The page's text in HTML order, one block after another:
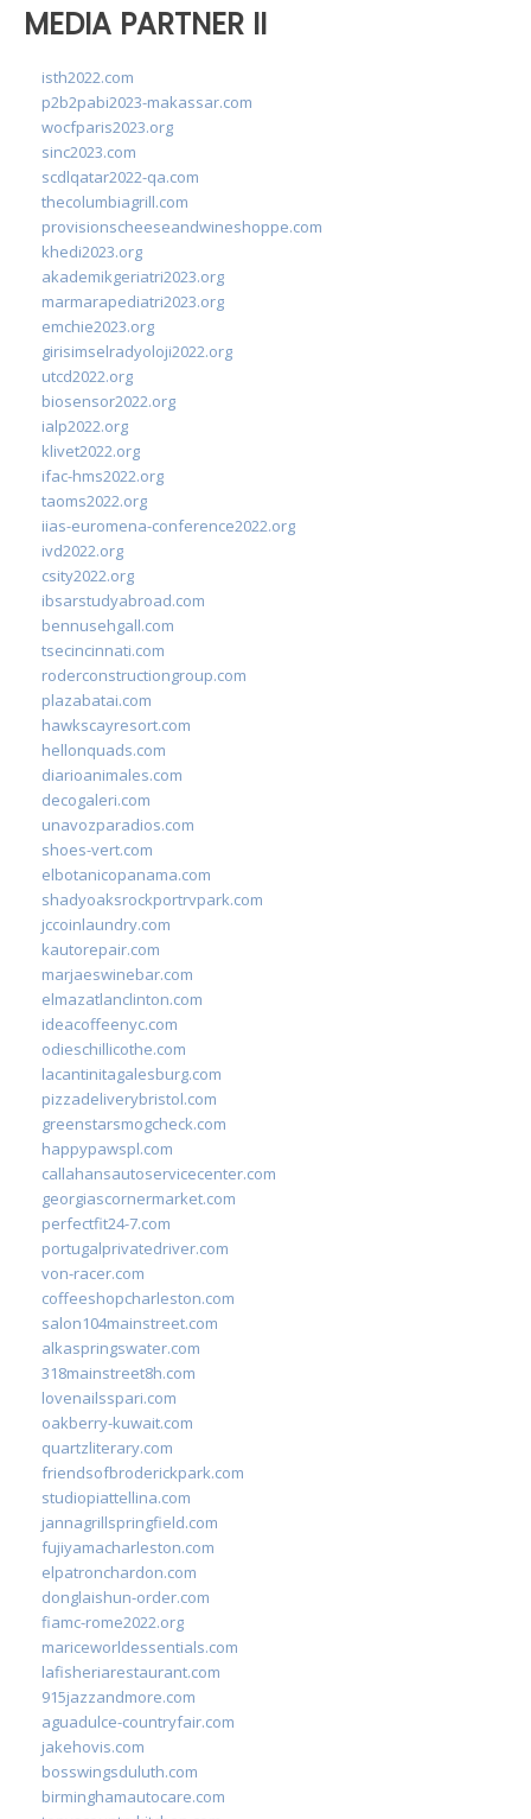
MEDIA PARTNER II
isth2022.com
p2b2pabi2023-makassar.com
wocfparis2023.org
sinc2023.com
scdlqatar2022-qa.com
thecolumbiagrill.com
provisionscheeseandwineshoppe.com
khedi2023.org
akademikgeriatri2023.org
marmarapediatri2023.org
emchie2023.org
girisimselradyoloji2022.org
utcd2022.org
biosensor2022.org
ialp2022.org
klivet2022.org
ifac-hms2022.org
taoms2022.org
iias-euromena-conference2022.org
ivd2022.org
csity2022.org
ibsarstudyabroad.com
bennusehgall.com
tsecincinnati.com
roderconstructiongroup.com
plazabatai.com
hawkscayresort.com
hellonquads.com
diarioanimales.com
decogaleri.com
unavozparadios.com
shoes-vert.com
elbotanicopanama.com
shadyoaksrockportrvpark.com
jccoinlaundry.com
kautorepair.com
marjaeswinebar.com
elmazatlanclinton.com
ideacoffeenyc.com
odieschillicothe.com
lacantinitagalesburg.com
pizzadeliverybristol.com
greenstarsmogcheck.com
happypawspl.com
callahansautoservicecenter.com
georgiascornermarket.com
perfectfit24-7.com
portugalprivatedriver.com
von-racer.com
coffeeshopcharleston.com
salon104mainstreet.com
alkaspringswater.com
318mainstreet8h.com
lovenailsspari.com
oakberry-kuwait.com
quartzliterary.com
friendsofbroderickpark.com
studiopiattellina.com
jannagrillspringfield.com
fujiyamacharleston.com
elpatronchardon.com
donglaishun-order.com
fiamc-rome2022.org
mariceworldessentials.com
lafisheriarestaurant.com
915jazzandmore.com
aguadulce-countryfair.com
jakehovis.com
bosswingsduluth.com
birminghamautocare.com